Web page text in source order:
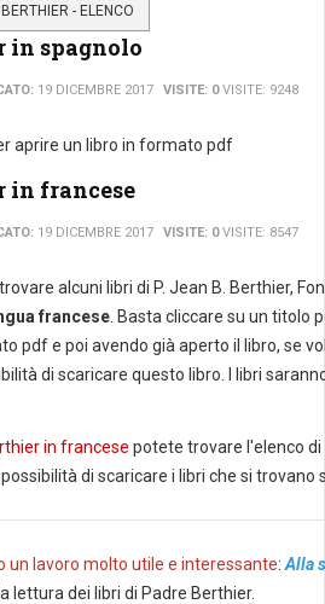
- ELENCO
in spagnolo
19 DICEMBRE 2017 VISITE: 0 VISITE: 9248
aprire un libro in formato pdf
in francese
19 DICEMBRE 2017 VISITE: 0 VISITE: 8547
alcuni libri di P. Jean B. Berthier,
francese . Basta cliccare su un titolo
pdf e poi avendo già aperto il libro, se
di scaricare questo libro. I libri
in francese potete trovare l'elenco di
di scaricare i libri che si trovano
un lavoro molto utile e interessante: Alla
lettura dei libri di Padre Berthier.